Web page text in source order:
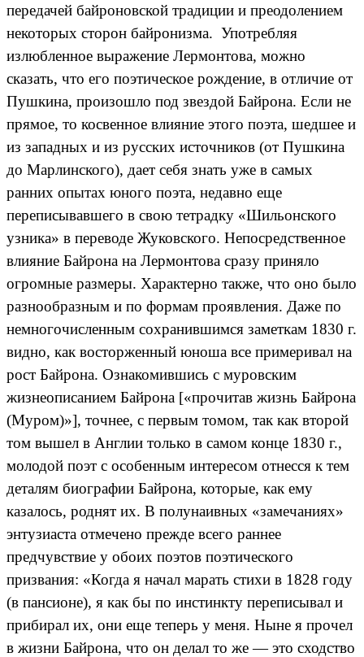
передачей байроновской традиции и преодолением
некоторых сторон байронизма. Употребляя
излюбленное выражение Лермонтова, можно
сказать, что его поэтическое рождение, в отличие от
Пушкина, произошло под звездой Байрона. Если не
прямое, то косвенное влияние этого поэта, шедшее и
из западных и из русских источников (от Пушкина
до Марлинского), дает себя знать уже в самых
ранних опытах юного поэта, недавно еще
переписывавшего в свою тетрадку «Шильонского
узника» в переводе Жуковского. Непосредственное
влияние Байрона на Лермонтова сразу приняло
огромные размеры. Характерно также, что оно было
разнообразным и по формам проявления. Даже по
немногочисленным сохранившимся заметкам 1830 г.
видно, как восторженный юноша все примеривал на
рост Байрона. Ознакомившись с муровским
жизнеописанием Байрона [«прочитав жизнь Байрона
(Муром)»], точнее, с первым томом, так как второй
том вышел в Англии только в самом конце 1830 г.,
молодой поэт с особенным интересом отнесся к тем
деталям биографии Байрона, которые, как ему
казалось, роднят их. В полунаивных «замечаниях»
энтузиаста отмечено прежде всего раннее
предчувствие у обоих поэтов поэтического
призвания: «Когда я начал марать стихи в 1828 году
(в пансионе), я как бы по инстинкту переписывал и
прибирал их, они еще теперь у меня. Ныне я прочел
в жизни Байрона, что он делал то же — это сходство